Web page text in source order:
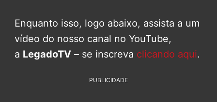
Enquanto isso, logo abaixo, assista a um
vídeo do nosso canal no YouTube,
a LegadoTV – se inscreva clicando aqui.
PUBLICIDADE